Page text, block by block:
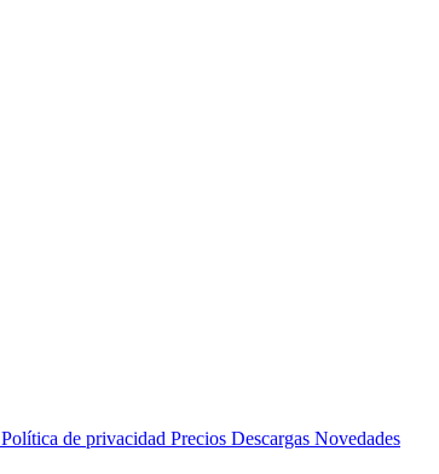
Política de privacidad Precios Descargas Novedades